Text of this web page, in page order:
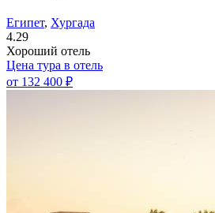
Египет, Хургада
4.29
Хороший отель
Цена тура в отель
от 132 400 ₽